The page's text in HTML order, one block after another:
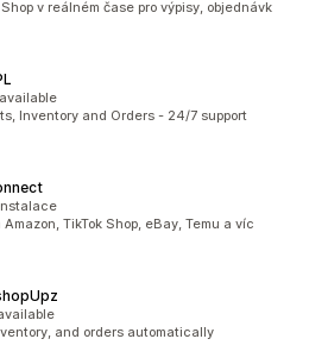
v reálném čase pro výpisy, objednávk
889
Inventory and Orders - 24/7 support
29
TikTok Shop, eBay, Temu a víc
183
and orders automatically